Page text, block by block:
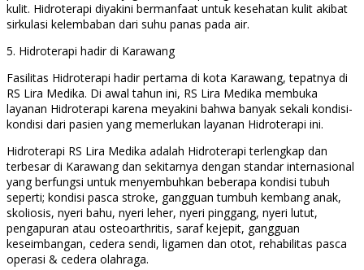
kulit. Hidroterapi diyakini bermanfaat untuk kesehatan kulit akibat
sirkulasi kelembaban dari suhu panas pada air.
5. Hidroterapi hadir di Karawang
Fasilitas Hidroterapi hadir pertama di kota Karawang, tepatnya di
RS Lira Medika. Di awal tahun ini, RS Lira Medika membuka
layanan Hidroterapi karena meyakini bahwa banyak sekali kondisi-
kondisi dari pasien yang memerlukan layanan Hidroterapi ini.
Hidroterapi RS Lira Medika adalah Hidroterapi terlengkap dan
terbesar di Karawang dan sekitarnya dengan standar internasional
yang berfungsi untuk menyembuhkan beberapa kondisi tubuh
seperti; kondisi pasca stroke, gangguan tumbuh kembang anak,
skoliosis, nyeri bahu, nyeri leher, nyeri pinggang, nyeri lutut,
pengapuran atau osteoarthritis, saraf kejepit, gangguan
keseimbangan, cedera sendi, ligamen dan otot, rehabilitas pasca
operasi & cedera olahraga.